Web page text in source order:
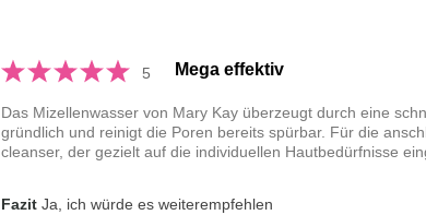
5 Mega effektiv
Das Mizellenwasser von Mary Kay überzeugt durch eine
gründlich und reinigt die Poren bereits spürbar. Für die
cleanser, der gezielt auf die individuellen Hautbedürfnisse
FazitJa, ich würde es weiterempfehlen